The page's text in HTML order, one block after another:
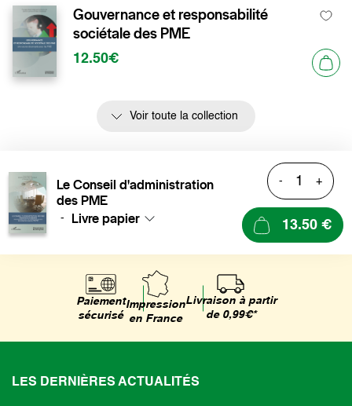
Gouvernance et responsabilité
sociétale des PME
12.50€
Voir toute la collection
Le Conseil d'administration
des PME
- Livre papier
- +
13.50 €
Paiement
sécurisé
Impression
en France
Livraison à partir
de 0,99€*
LES DERNIÈRES ACTUALITÉS